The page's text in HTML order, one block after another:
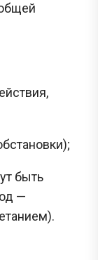
быть
—